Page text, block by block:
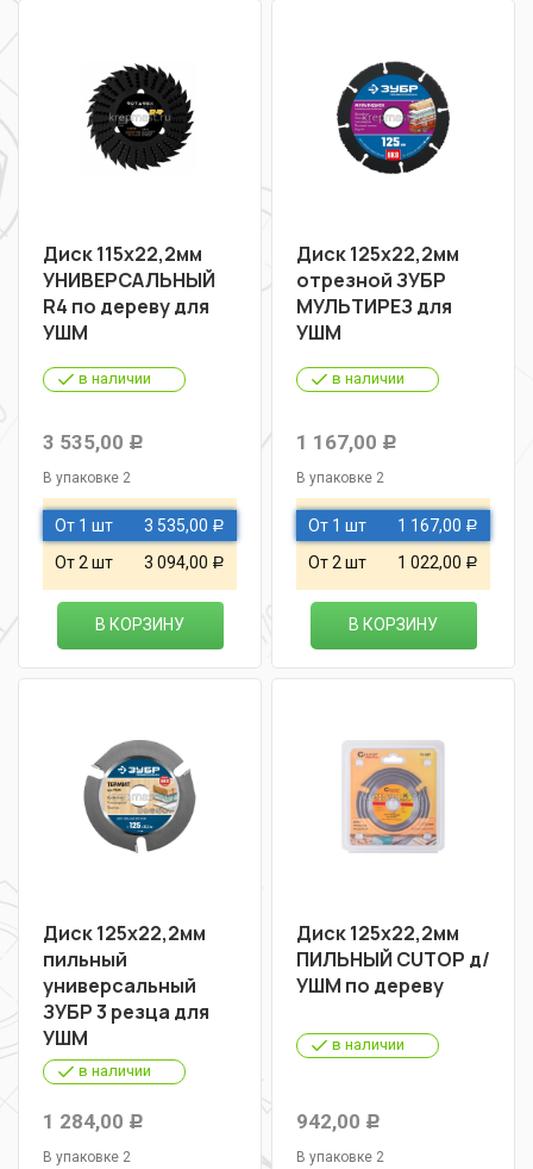
Диск 115х22,2мм
УНИВЕРСАЛЬНЫЙ
R4 по дереву для
УШМ
в наличии
3 535,00 Р
В упаковке 2
От 1 шт 3 535,00 Р
От 2 шт 3 094,00 Р
В КОРЗИНУ
Диск 125х22,2мм
отрезной ЗУБР
МУЛЬТИРЕЗ для
УШМ
в наличии
1 167,00 Р
В упаковке 2
От 1 шт 1 167,00 Р
От 2 шт 1 022,00 Р
В КОРЗИНУ
Диск 125х22,2мм
пильный
универсальный
ЗУБР 3 резца для
УШМ
в наличии
1 284,00 Р
В упаковке 2
Диск 125х22,2мм
ПИЛЬНЫЙ CUTOP д/
УШМ по дереву
в наличии
942,00 Р
В упаковке 2